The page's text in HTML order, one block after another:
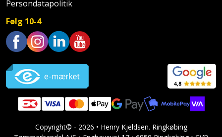
Lofttrapper
Murbinder
Murpap
og
Kniv
og
hobbykniv
Kridtsnor
Lærlingesæt
Landmålerstok
Dyksav
Excentersliber
Excenterslibertilbehør
Fedtsprøjte
/
mosfjerner
Vinduesvasker
og
have
Fuglefoderhus
Garderobe
opbevaring
Gavekort
Persondatapolitik
Følg 10-4
Copyright© - 2026 • Henry Kjeldsen. Ringkøbing